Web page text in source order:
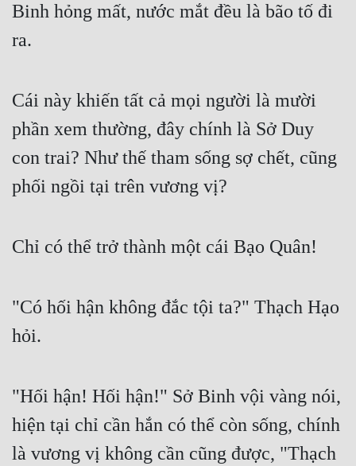
Binh hỏng mất, nước mắt đều là bão tố đi
ra.
Cái này khiến tất cả mọi người là mười
phần xem thường, đây chính là Sở Duy
con trai? Như thế tham sống sợ chết, cũng
phối ngồi tại trên vương vị?
Chỉ có thể trở thành một cái Bạo Quân!
"Có hối hận không đắc tội ta?" Thạch Hạo
hỏi.
"Hối hận! Hối hận!" Sở Binh vội vàng nói,
hiện tại chỉ cần hắn có thể còn sống, chính
là vương vị không cần cũng được, "Thạch